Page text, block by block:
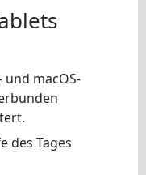
macOS-
des Tages